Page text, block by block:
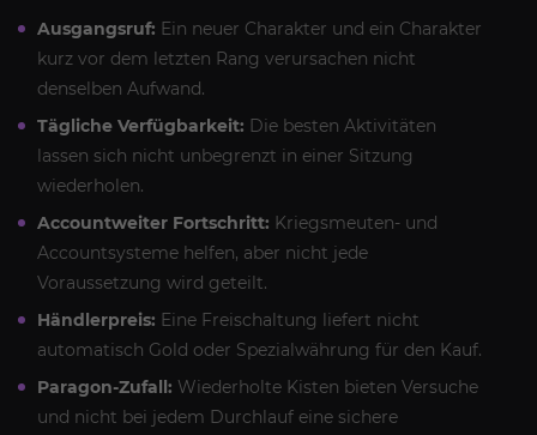
Ausgangsruf: Ein neuer Charakter und ein Charakter
kurz vor dem letzten Rang verursachen nicht
denselben Aufwand.
Tägliche Verfügbarkeit: Die besten Aktivitäten
lassen sich nicht unbegrenzt in einer Sitzung
wiederholen.
Accountweiter Fortschritt: Kriegsmeuten- und
Accountsysteme helfen, aber nicht jede
Voraussetzung wird geteilt.
Händlerpreis: Eine Freischaltung liefert nicht
automatisch Gold oder Spezialwährung für den Kauf.
Paragon-Zufall: Wiederholte Kisten bieten Versuche
und nicht bei jedem Durchlauf eine sichere